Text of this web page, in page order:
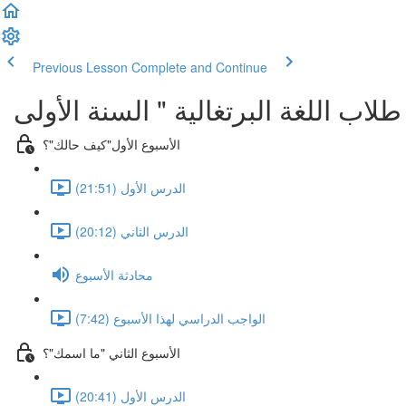
Previous Lesson Complete and Continue
الأسبوع الأول"كيف حالك"؟
الدرس الأول (21:51)
الدرس الثاني (20:12)
محادثة الأسبوع
الواجب الدراسي لهذا الأسبوع (7:42)
الأسبوع الثاني "ما اسمك"؟
الدرس الأول (20:41)